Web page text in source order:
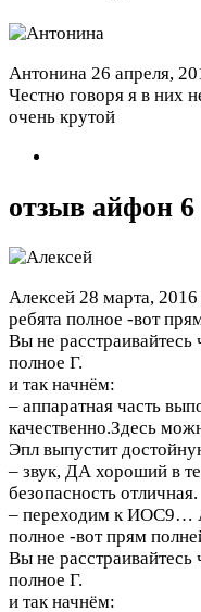
Антонина 26 апреля,
Честно говоря я в них
очень крутой
отзыв айфон 6
Алексей 28 марта, 2016
ребята полное -вот
Вы не расстраивайтесь
полное Г.
и так начнём:
– аппаратная часть
качественно.Здесь
Эпл выпустит
– звук, ДА хороший в
безопасность отличная.
– переходим к ИОС9…
полное -вот прям
Вы не расстраивайтесь
полное Г.
и так начнём: